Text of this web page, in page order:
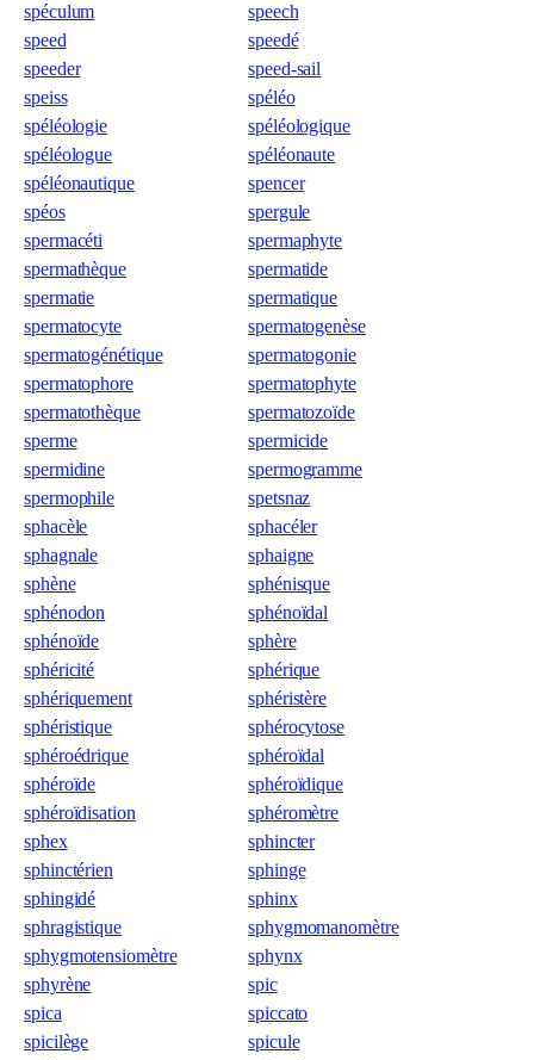
spéculum
speech
speed
speedé
speeder
speed-sail
speiss
spéléo
spéléologie
spéléologique
spéléologue
spéléonaute
spéléonautique
spencer
spéos
spergule
spermacéti
spermaphyte
spermathèque
spermatide
spermatie
spermatique
spermatocyte
spermatogenèse
spermatogénétique
spermatogonie
spermatophore
spermatophyte
spermatothèque
spermatozoïde
sperme
spermicide
spermidine
spermogramme
spermophile
spetsnaz
sphacèle
sphacéler
sphagnale
sphaigne
sphène
sphénisque
sphénodon
sphénoïdal
sphénoïde
sphère
sphéricité
sphérique
sphériquement
sphéristère
sphéristique
sphérocytose
sphéroédrique
sphéroïdal
sphéroïde
sphéroïdique
sphéroïdisation
sphéromètre
sphex
sphincter
sphinctérien
sphinge
sphingidé
sphinx
sphragistique
sphygmomanomètre
sphygmotensiomètre
sphynx
sphyrène
spic
spica
spiccato
spicilège
spicule